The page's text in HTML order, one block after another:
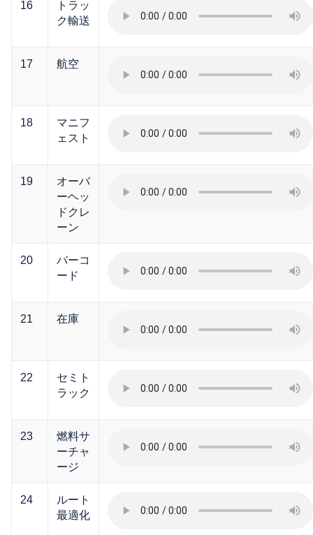
16
トラッ
ク輸送
17 航空
18
マニフ
ェスト
19
オーバ
ーヘッ
ドクレ
ーン
20
バーコ
ード
21 在庫
22
セミト
ラック
23
燃料サ
ーチャ
ージ
24
ルート
最適化